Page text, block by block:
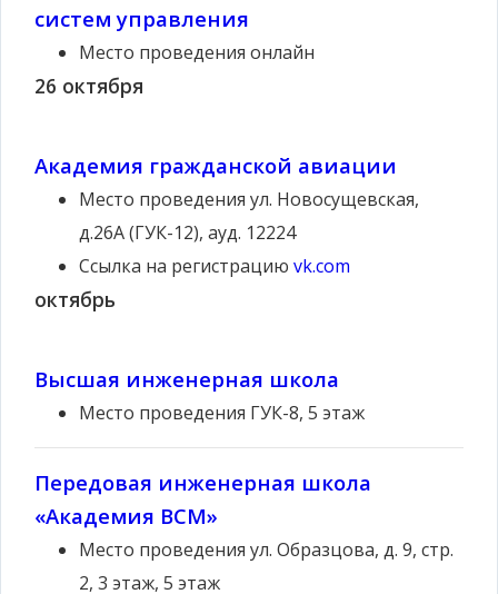
систем управления
Место проведения онлайн
26 октября
Академия гражданской авиации
Место проведения ул. Новосущевская,
д.26А (ГУК-12), ауд. 12224
Ссылка на регистрацию vk.com
октябрь
Высшая инженерная школа
Место проведения ГУК-8, 5 этаж
Передовая инженерная школа
«Академия ВСМ»
Место проведения ул. Образцова, д. 9, стр.
2, 3 этаж, 5 этаж